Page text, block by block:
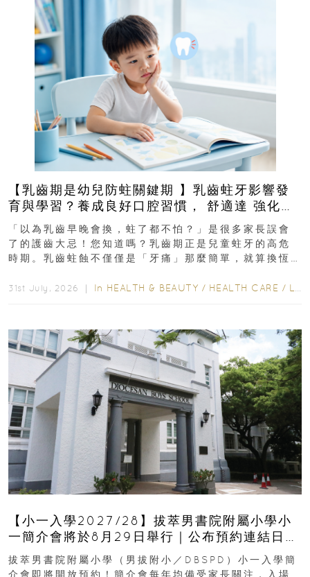
【乳齒期是幼兒防蛀關鍵期 】乳齒蛀牙影響發
育與學習？養成良好口腔習慣， 舒適達 強化琺
瑯質 兒童牙膏防護指南
「以為乳齒早晚會換，蛀了都不怕？」是很多家長誤會
了的護齒大忌！您知道嗎？乳齒期正是兒童蛀牙的高危
時期。乳齒蛀蝕不僅僅是「牙痛」那麼簡單，就算換恆
31st July, 2026 ｜ In HEALTH & BEAUTY / HEALTH CARE / LIFESTYLE
【小一入學2027/28】拔萃男書院附屬小學小
一簡介會將於8月29日舉行｜公布預約連結日期
｜更設有網上重溫
拔萃男書院附屬小學（男拔附小／DBSPD）小一入學簡
介會即將開放預約！簡介會每年均備受家長關注，入場